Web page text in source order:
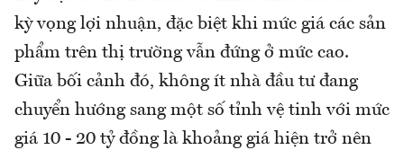
kỳ vọng lợi nhuận, đặc biệt khi mức giá các sản
phẩm trên thị trường vẫn đứng ở mức cao.
Giữa bối cảnh đó, không ít nhà đầu tư đang
chuyển hướng sang một số tỉnh vệ tinh với mức
giá 10 - 20 tỷ đồng là khoảng giá hiện trở nên